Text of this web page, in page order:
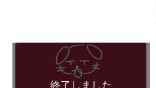
終了しました